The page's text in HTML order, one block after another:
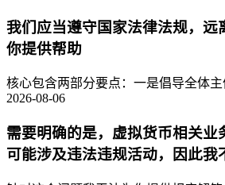
我们应当遵守国家法律法规，
你提供帮助
核心包含两部分要点：一是倡导全体
2026-08-06
需要明确的是，虚拟货币相关
可能涉及违法违规活动，因此